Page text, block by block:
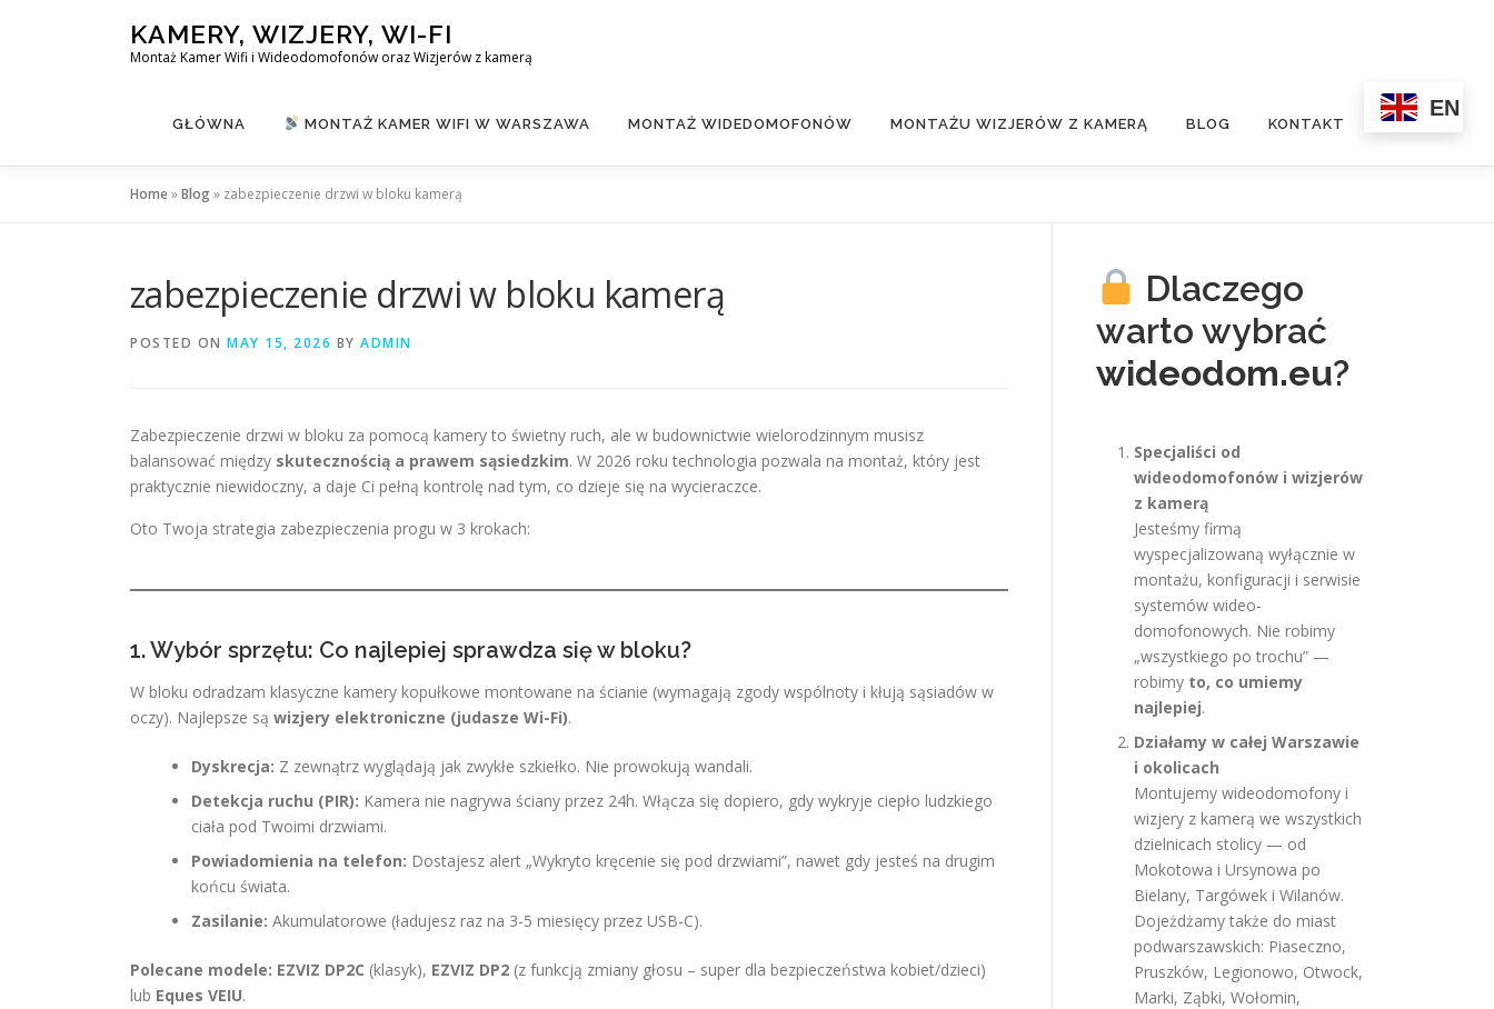
KAMERY, WIZJERY, WI-FI
Montaż Kamer Wifi i Wideodomofonów oraz Wizjerów z kamerą
GŁÓWNA MONTAŻ KAMER WIFI W WARSZAWA MONTAŻ WIDEDOMOFONÓW MONTAŻU WIZJERÓW Z KAMERĄ BLOG KONTAKT
EN
Home»Blog» zabezpieczenie drzwi w bloku kamerą
zabezpieczenie drzwi w bloku kamerą
POSTED ON MAY 15, 2026 BY ADMIN
Zabezpieczenie drzwi w bloku za pomocą kamery to świetny ruch, ale w budownictwie wielorodzinnym musisz
balansować między skutecznością a prawem sąsiedzkim. W 2026 roku technologia pozwala na montaż, który jest
praktycznie niewidoczny, a daje Ci pełną kontrolę nad tym, co dzieje się na wycieraczce.
Oto Twoja strategia zabezpieczenia progu w 3 krokach:
1. Wybór sprzętu: Co najlepiej sprawdza się w bloku?
W bloku odradzam klasyczne kamery kopułkowe montowane na ścianie (wymagają zgody wspólnoty i kłują sąsiadów w
oczy). Najlepsze są wizjery elektroniczne (judasze Wi-Fi).
Dyskrecja: Z zewnątrz wyglądają jak zwykłe szkiełko. Nie prowokują wandali.
Detekcja ruchu (PIR): Kamera nie nagrywa ściany przez 24h. Włącza się dopiero, gdy wykryje ciepło ludzkiego
ciała pod Twoimi drzwiami.
Powiadomienia na telefon: Dostajesz alert „Wykryto kręcenie się pod drzwiami”, nawet gdy jesteś na drugim
końcu świata.
Zasilanie: Akumulatorowe (ładujesz raz na 3-5 miesięcy przez USB-C).
Polecane modele: EZVIZ DP2C (klasyk), EZVIZ DP2 (z funkcją zmiany głosu – super dla bezpieczeństwa kobiet/dzieci)
lub Eques VEIU.
Dlaczego
warto wybrać
wideodom.eu?
Specjaliści od
wideodomofonów i wizjerów
z kamerą
Jesteśmy firmą
wyspecjalizowaną wyłącznie w
montażu, konfiguracji i serwisie
systemów wideo-
domofonowych. Nie robimy
„wszystkiego po trochu” —
robimy to, co umiemy
najlepiej.
Działamy w całej Warszawie
i okolicach
Montujemy wideodomofony i
wizjery z kamerą we wszystkich
dzielnicach stolicy — od
Mokotowa i Ursynowa po
Bielany, Targówek i Wilanów.
Dojeżdżamy także do miast
podwarszawskich: Piaseczno,
Pruszków, Legionowo, Otwock,
Marki, Ząbki, Wołomin,